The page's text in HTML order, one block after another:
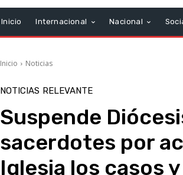
Inicio Internacional Nacional
Inicio Noticias
NOTICIAS RELEVANTE
Suspende
sacerdotes por
Iglesia los casos